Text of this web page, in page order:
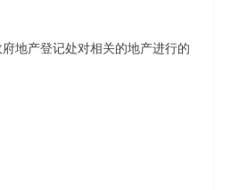
地产登记处对相关的地产进行的